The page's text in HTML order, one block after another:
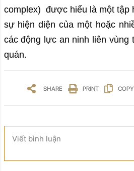
complex) được hiểu là một tập
sự hiện diện của một hoặc
các động lực an ninh liên vùng
quán.
SHARE PRINT COPY
Viết bình luận